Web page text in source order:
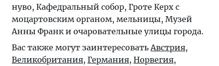
нуво, Кафедральный собор, Гроте Керх с
моцартовским органом, мельницы, Музей
Анны Франк и очаровательные улицы города.
Вас также могут заинтересоватьАвстрия,
Великобритания, Германия, Норвегия,